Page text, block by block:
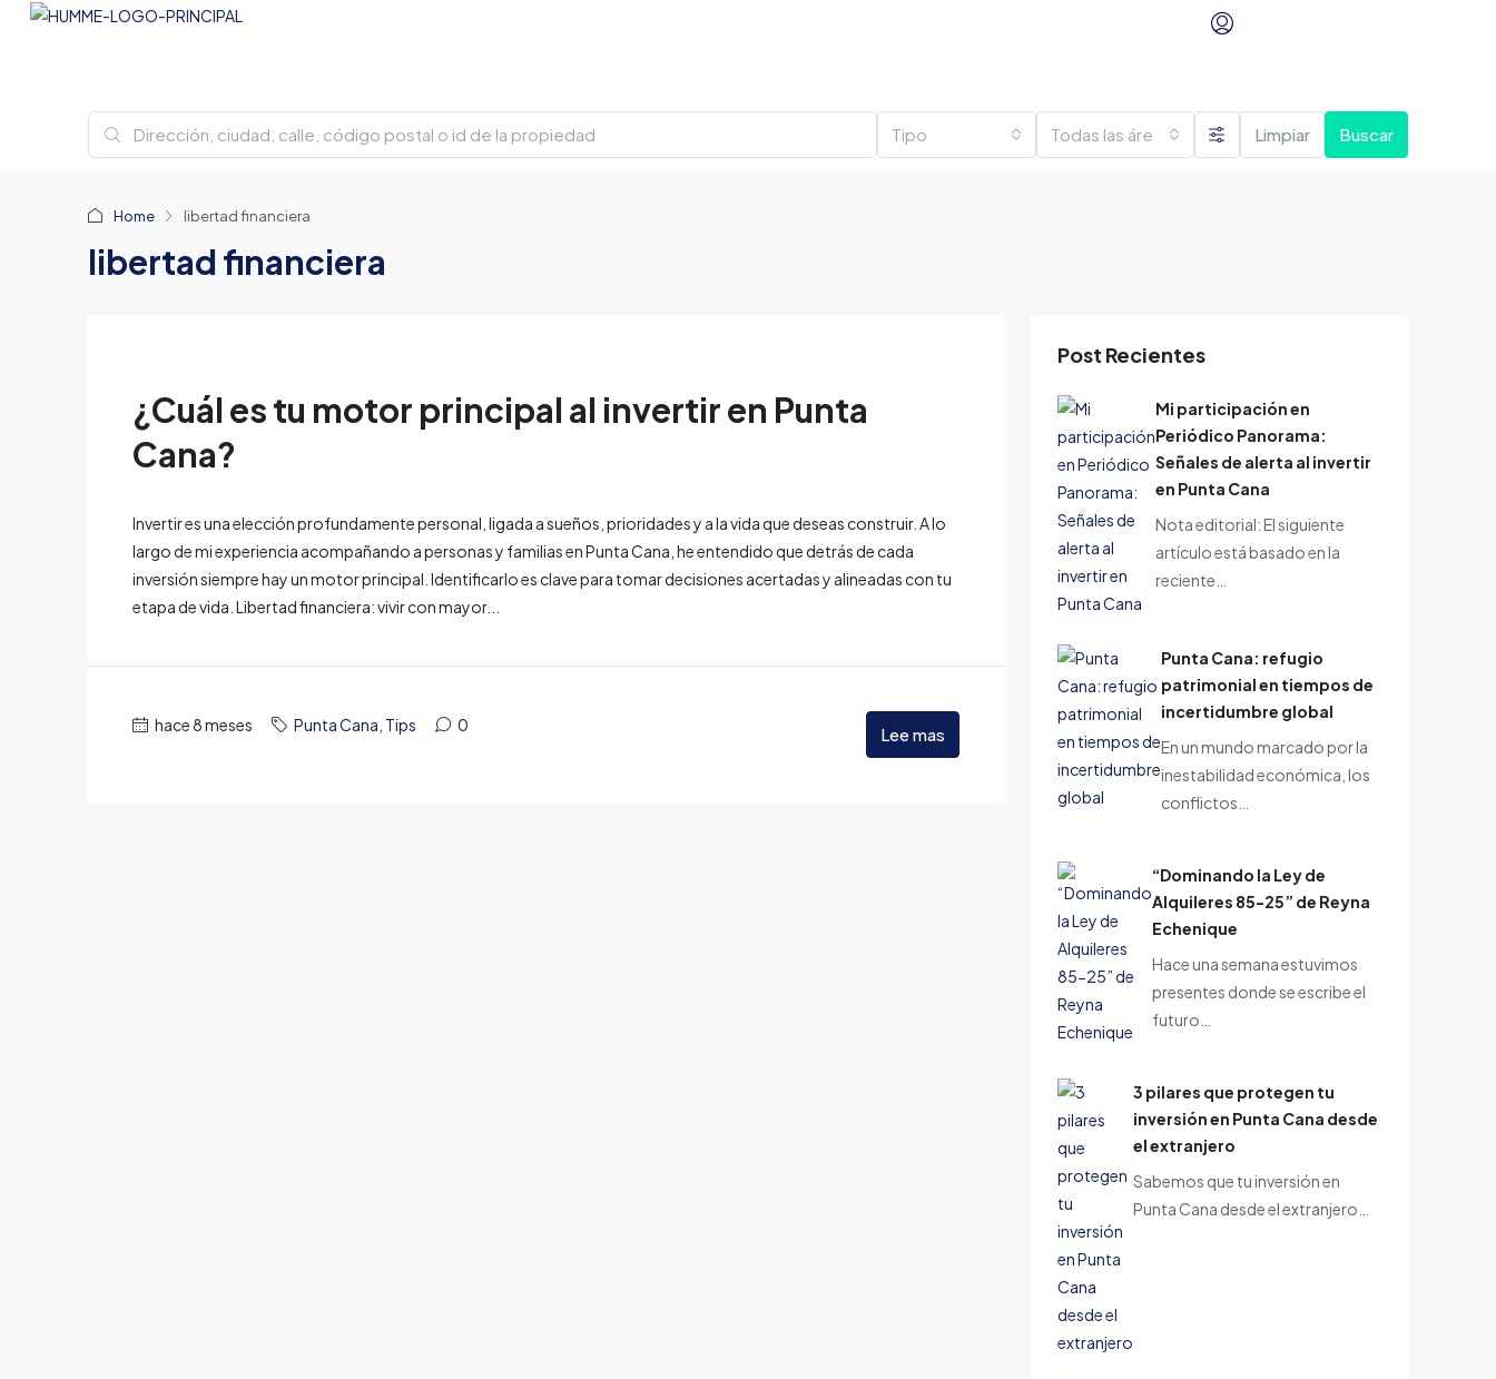
Tipo Todas las áreas Limpiar Buscar
Home libertad financiera
libertad financiera
¿Cuál es tu motor principal al invertir en Punta
Cana?
Invertir es una elección profundamente personal, ligada a sueños, prioridades y a la vida que deseas construir. A lo
largo de mi experiencia acompañando a personas y familias en Punta Cana, he entendido que detrás de cada
inversión siempre hay un motor principal. Identificarlo es clave para tomar decisiones acertadas y alineadas con tu
etapa de vida. Libertad financiera: vivir con mayor...
hace 8 meses Punta Cana Tips 0 Lee mas
Post Recientes
Mi participación en
Periódico Panorama:
Señales de alerta al invertir
en Punta Cana
Nota editorial: El siguiente
artículo está basado en la
reciente…
Punta Cana: refugio
patrimonial en tiempos de
incertidumbre global
En un mundo marcado por la
inestabilidad económica, los
conflictos…
“Dominando la Ley de
Alquileres 85-25” de Reyna
Echenique
Hace una semana estuvimos
presentes donde se escribe el
futuro…
3 pilares que protegen tu
inversión en Punta Cana desde
el extranjero
Sabemos que tu inversión en
Punta Cana desde el extranjero…